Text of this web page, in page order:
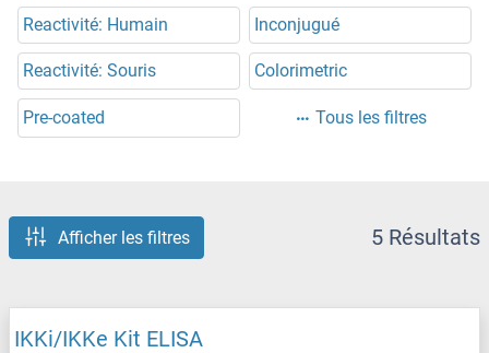
Reactivité: Humain
Inconjugué
Reactivité: Souris Colorimetric
Pre-coated Tous les filtres
Afficher les filtres 5 Résultats
IKKi/IKKe Kit ELISA